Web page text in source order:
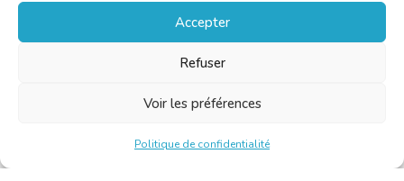
Accepter
Refuser
Voir les préférences
Politique de confidentialité